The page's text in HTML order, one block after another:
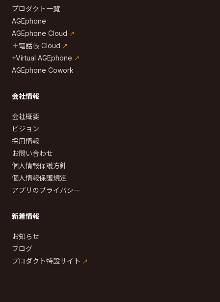
プロダクト一覧
AGEphone
AGEphone Cloud
＋電話帳 Cloud
+Virtual AGEphone
AGEphone Cowork
会社情報
会社概要
ビジョン
採用情報
お問い合わせ
個人情報保護方針
個人情報保護規定
アプリのプライバシー
新着情報
お知らせ
ブログ
プロダクト特設サイト